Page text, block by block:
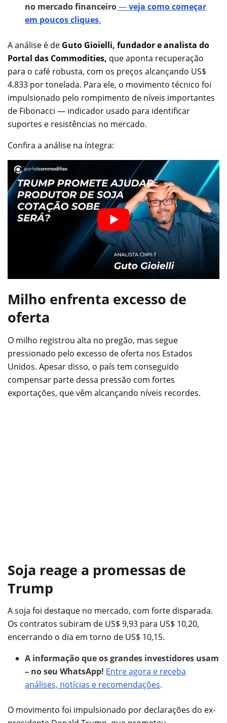
no mercado financeiro—veja como começar
em poucos cliques.
A análise é de Guto Gioielli, fundador e analista do
Portal das Commodities, que aponta recuperação
para o café robusta, com os preços alcançando US$
4.833 por tonelada. Para ele, o movimento técnico foi
impulsionado pelo rompimento de níveis importantes
de Fibonacci — indicador usado para identificar
suportes e resistências no mercado.
Confira a análise na íntegra:
Milho enfrenta excesso de
oferta
O milho registrou alta no pregão, mas segue
pressionado pelo excesso de oferta nos Estados
Unidos. Apesar disso, o país tem conseguido
compensar parte dessa pressão com fortes
exportações, que vêm alcançando níveis recordes.
Soja reage a promessas de
Trump
A soja foi destaque no mercado, com forte disparada.
Os contratos subiram de US$ 9,93 para US$ 10,20,
encerrando o dia em torno de US$ 10,15.
A informação que os grandes investidores usam
– no seu WhatsApp! Entre agora e receba
análises, notícias e recomendações.
O movimento foi impulsionado por declarações do ex-